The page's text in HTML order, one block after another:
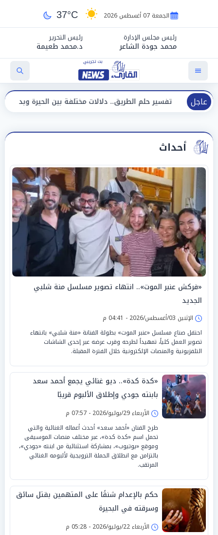
الجمعة 07 أغسطس 2026 37°C
رئيس مجلس الإدارة
محمد جودة الشاعر
رئيس التحرير
د.محمد طعيمة
عاجل
تفسير حلم الطريق.. دلالات مختلفة بين الحيرة وبداية مرحلة جديدة
أحداث
«فركش عنبر الموت».. انتهاء تصوير مسلسل منة شلبي
الجديد
الإثنين 03/أغسطس/2026 - 04:41 م
احتفل صناع مسلسل «عنبر الموت» بطولة الفنانة «منة شلبي» بانتهاء
تصوير العمل كلياً، تمهيداً لطرحه وقرب عرضه عبر إحدى الشاشات
التلفزيونية والمنصات الإلكترونية خلال الفترة المقبلة.
«كدة كدة».. ديو غنائي يجمع أحمد سعد
بابنته جودي وإطلاق الألبوم قريبًا
الأربعاء 29/يوليو/2026 - 07:57 م
طرح الفنان «أحمد سعد» أحدث أعماله الغنائية والتي
تحمل اسم «كدة كدة»، عبر مختلف منصات الموسيقى
وموقع «يوتيوب»، بمشاركة استثنائية من ابنته «جودي»،
بالتزامن مع انطلاق الحملة الترويجية لألبومه الغنائي
المرتقب.
حكم بالإعدام شنقًا على المتهمين بقتل سائق
وسرقته في البحيرة
الأربعاء 22/يوليو/2026 - 05:28 م